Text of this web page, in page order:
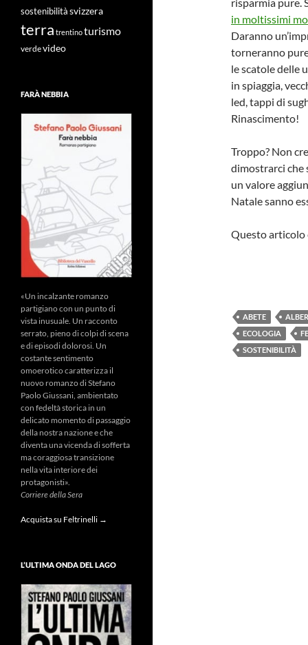
in moltissimi
Daranno
torneranno
le scatole delle
in spiaggia,
led, tappi di
Rinascimento!
Troppo? Non
dimostrarci che
un valore
Natale sanno
Questo articolo
ABETE
ECOLOGIA
SOSTENIBILITÀ
sostenibilità svizzera
terra trentinoturismo
verdevideo
FARÀ NEBBIA
«Un incalzante romanzo
partigiano con un punto di
vista inusuale. Un racconto
serrato, pieno di colpi di scena
e di episodi dolorosi. Un
costante sentimento
omoerotico caratterizza il
nuovo romanzo di Stefano
Paolo Giussani, ambientato
con fedeltà storica in un
delicato momento di passaggio
della nostra nazione e che
diventa una vicenda di sofferta
ma coraggiosa transizione
nella vita interiore dei
protagonisti».
Corriere della Sera
Acquista su Feltrinelli →
L’ULTIMA ONDA DEL LAGO